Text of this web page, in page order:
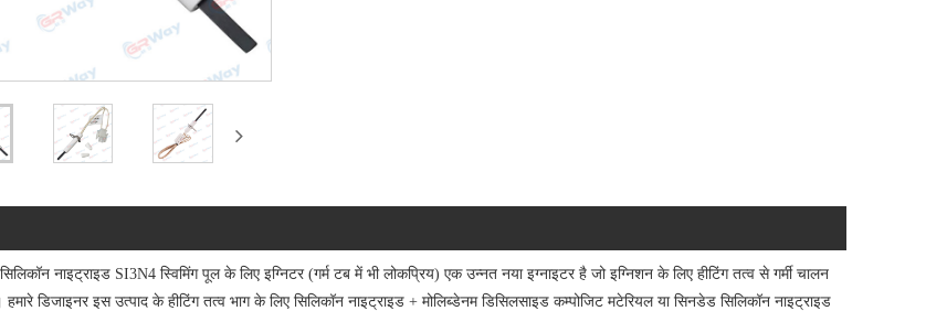
नाइट्राइड SI3N4 स्विमिंग पूल के लिए इग्निटर (गर्म टब में भी लोकप्रिय) एक उन्नत नया इग्नाइटर है जो इग्निशन के लिए हीटिंग तत्व से गर्मी चालन
डिजाइनर इस उत्पाद के हीटिंग तत्व भाग के लिए सिलिकॉन नाइट्राइड + मोलिब्डेनम डिसिलसाइड कम्पोजिट मटेरियल या सिनडेड सिलिकॉन नाइट्राइड